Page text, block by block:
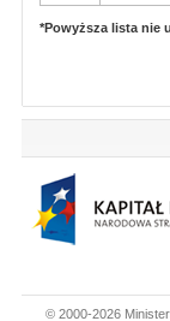
*Powyższa lista nie
© 2000-2026